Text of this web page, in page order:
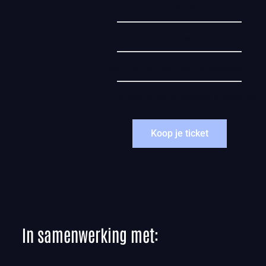
Koop je ticket
In samenwerking met: